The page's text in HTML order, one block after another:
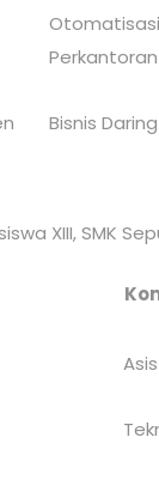
Perkantoran
Bisnis
XIII, SMK